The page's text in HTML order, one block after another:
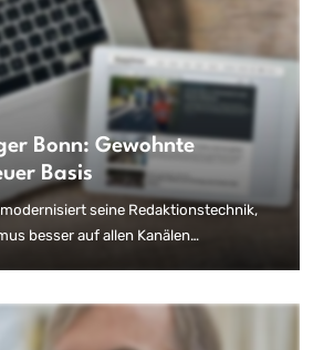
Bonn: Gewohnte
Basis
seine Redaktionstechnik,
besser auf allen Kanälen